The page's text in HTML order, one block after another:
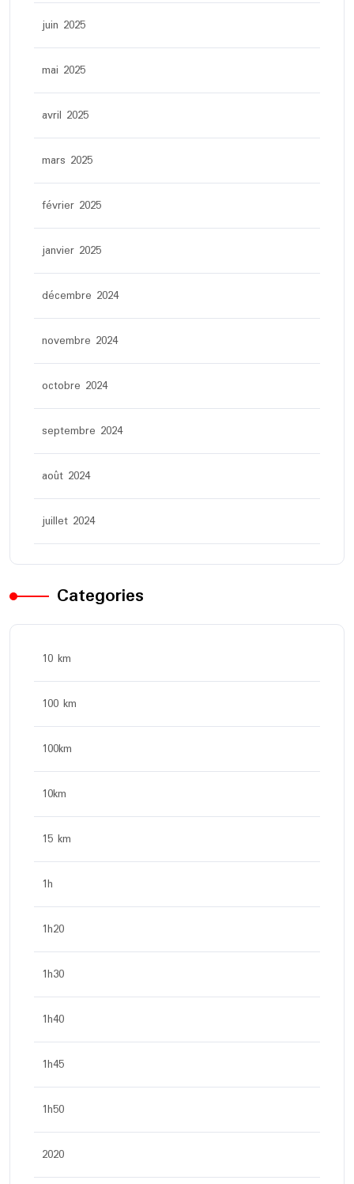
juin 2025
mai 2025
avril 2025
mars 2025
février 2025
janvier 2025
décembre 2024
novembre 2024
octobre 2024
septembre 2024
août 2024
juillet 2024
Categories
10 km
100 km
100km
10km
15 km
1h
1h20
1h30
1h40
1h45
1h50
2020